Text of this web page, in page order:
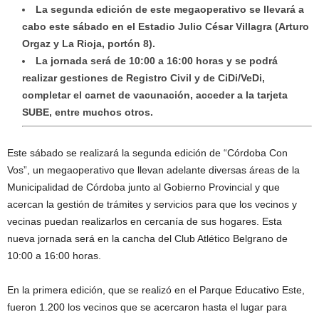
La segunda edición de este megaoperativo se llevará a
cabo este sábado en el Estadio Julio César Villagra (Arturo
Orgaz y La Rioja, portón 8).
La jornada será de 10:00 a 16:00 horas y se podrá
realizar gestiones de Registro Civil y de CiDi/VeDi,
completar el carnet de vacunación, acceder a la tarjeta
SUBE, entre muchos otros.
Este sábado se realizará la segunda edición de “Córdoba Con
Vos”, un megaoperativo que llevan adelante diversas áreas de la
Municipalidad de Córdoba junto al Gobierno Provincial y que
acercan la gestión de trámites y servicios para que los vecinos y
vecinas puedan realizarlos en cercanía de sus hogares. Esta
nueva jornada será en la cancha del Club Atlético Belgrano de
10:00 a 16:00 horas.
En la primera edición, que se realizó en el Parque Educativo Este,
fueron 1.200 los vecinos que se acercaron hasta el lugar para